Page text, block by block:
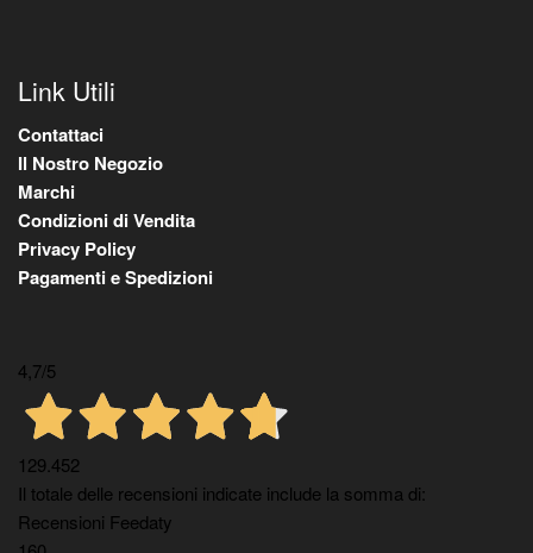
Link Utili
Contattaci
Il Nostro Negozio
Marchi
Condizioni di Vendita
Privacy Policy
Pagamenti e Spedizioni
4,7/5
129.452
Il totale delle recensioni indicate include la somma di:
Recensioni Feedaty